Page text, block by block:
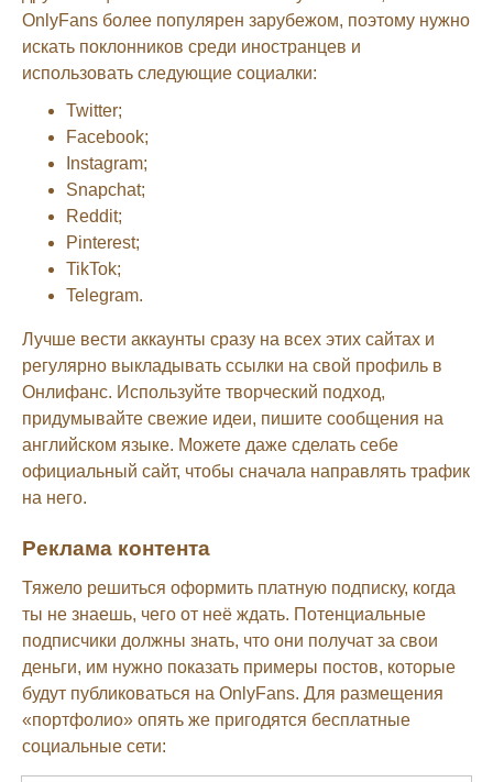
OnlyFans более популярен зарубежом, поэтому нужно
искать поклонников среди иностранцев и
использовать следующие социалки:
Twitter;
Facebook;
Instagram;
Snapchat;
Reddit;
Pinterest;
TikTok;
Telegram.
Лучше вести аккаунты сразу на всех этих сайтах и
регулярно выкладывать ссылки на свой профиль в
Онлифанс. Используйте творческий подход,
придумывайте свежие идеи, пишите сообщения на
английском языке. Можете даже сделать себе
официальный сайт, чтобы сначала направлять трафик
на него.
Реклама контента
Тяжело решиться оформить платную подписку, когда
ты не знаешь, чего от неё ждать. Потенциальные
подписчики должны знать, что они получат за свои
деньги, им нужно показать примеры постов, которые
будут публиковаться на OnlyFans. Для размещения
«портфолио» опять же пригодятся бесплатные
социальные сети: